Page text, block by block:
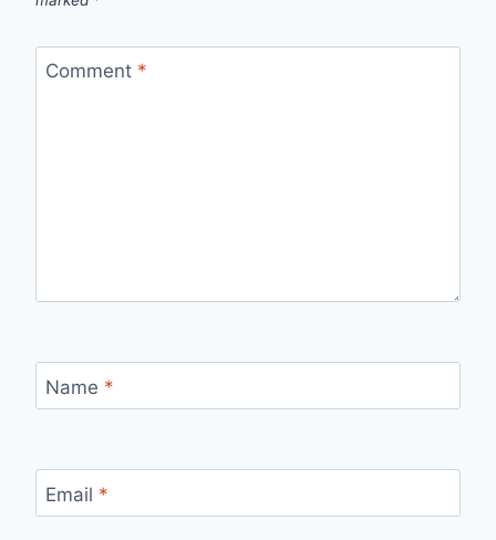
Comment *
Name *
Email *